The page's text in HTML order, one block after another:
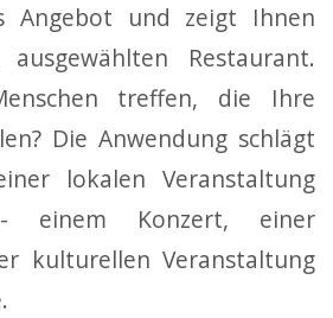
Angebot und zeigt Ihnen
Restaurant.
treffen, die Ihre
Die Anwendung schlägt
lokalen Veranstaltung
- einem Konzert, einer
kulturellen Veranstaltung